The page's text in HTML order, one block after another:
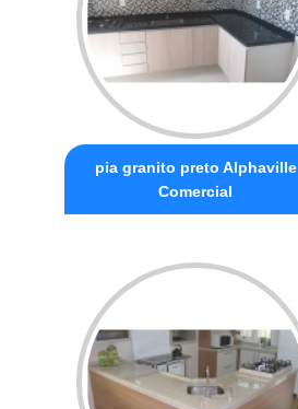
pia granito preto Alphaville
Comercial